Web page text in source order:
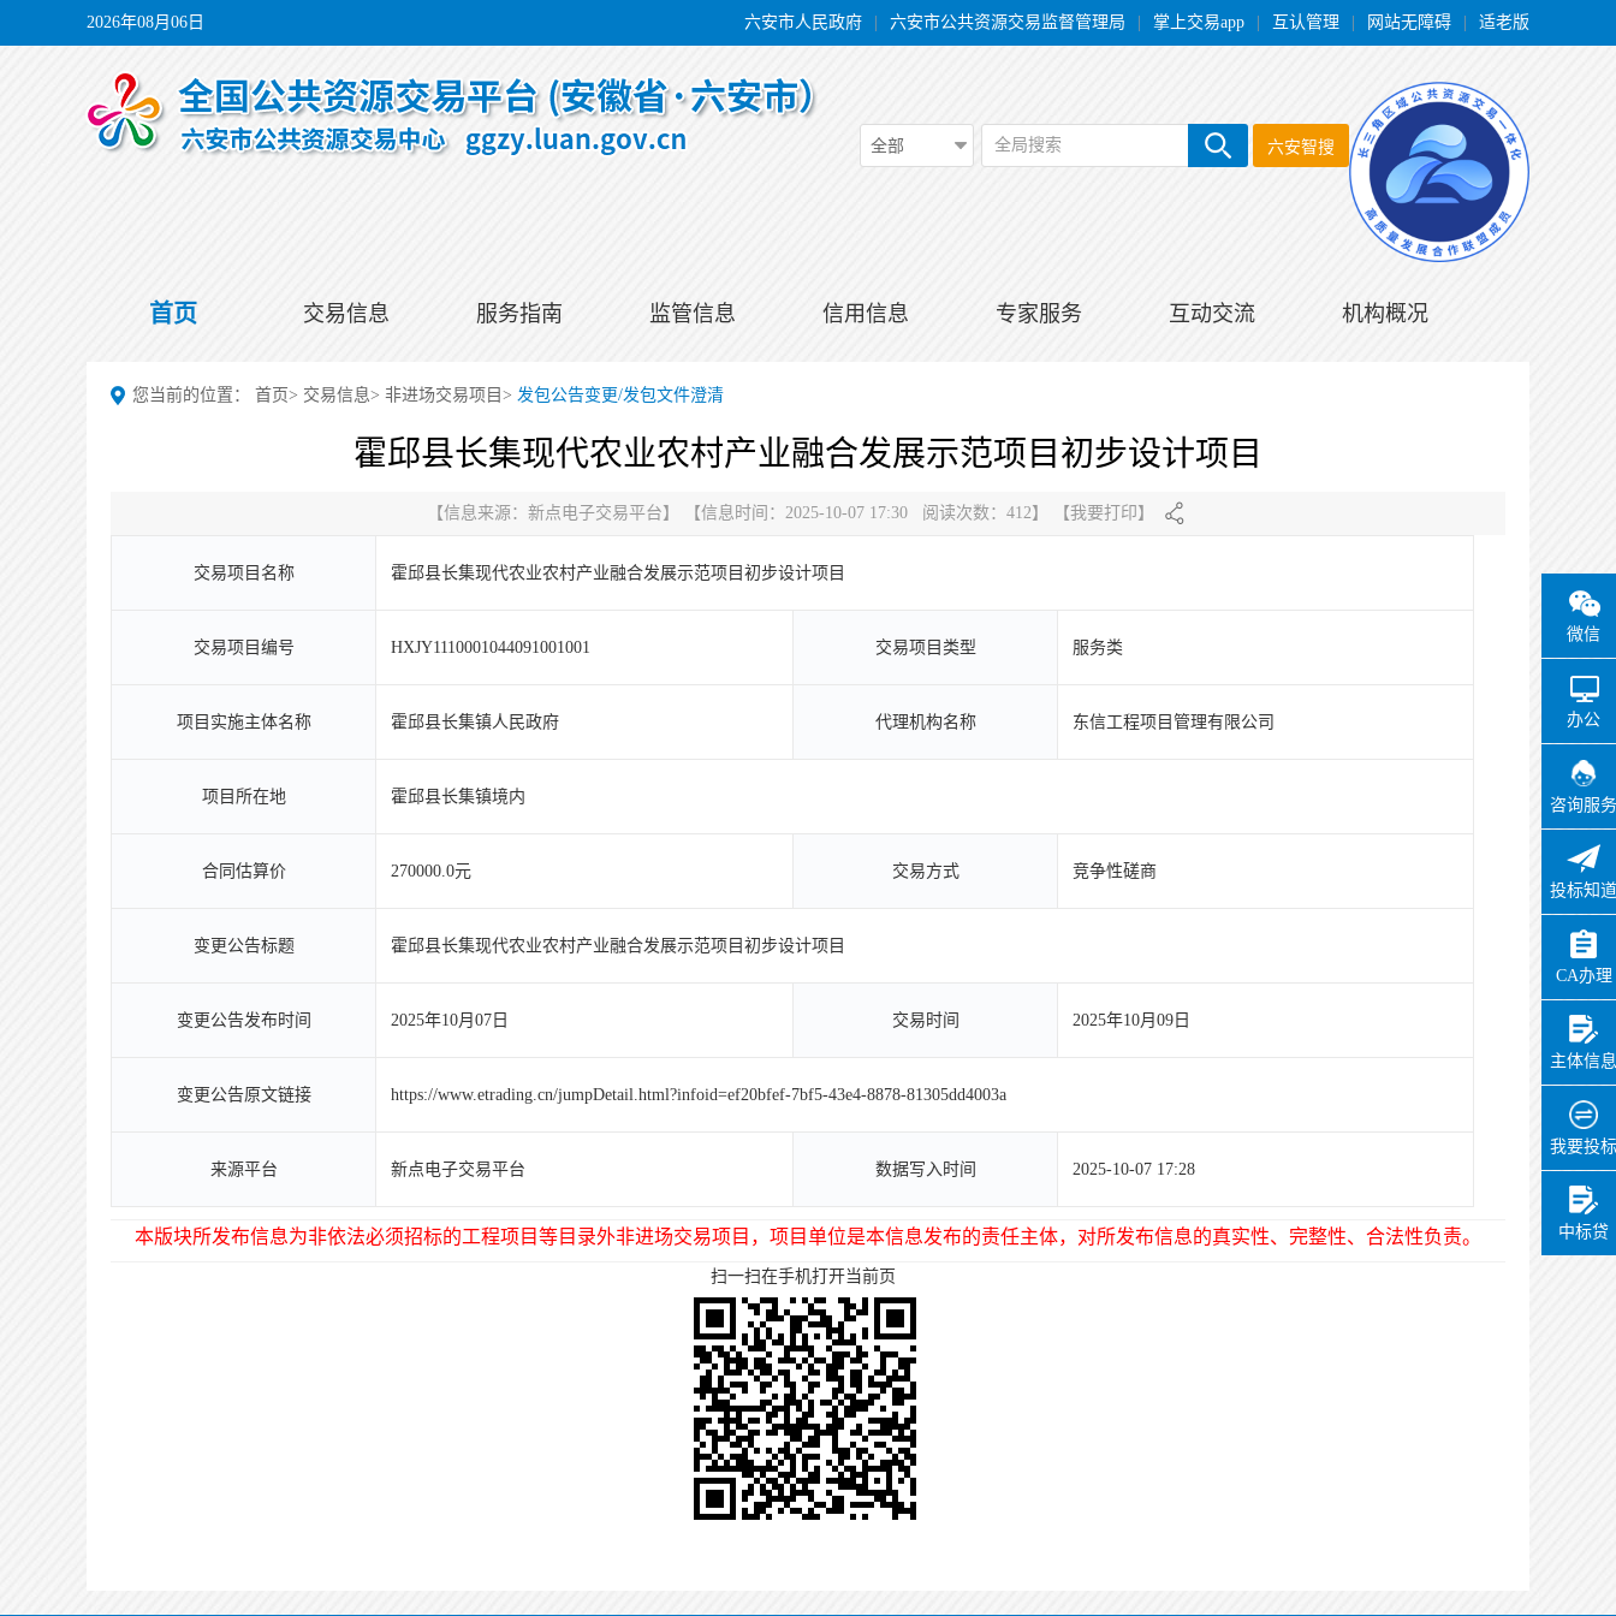
2026年08月06日 六安市人民政府 六安市公共资源交易监督管理局 掌上交易app 互认管理 网站无障碍 适老版
全部 全局搜索 六安智搜
首页 交易信息 服务指南 监管信息 信用信息 专家服务 互动交流 机构概况
微信
办公
咨询服务
投标知道
CA办理
主体信息
我要投标
中标贷
您当前的位置： 首页> 交易信息> 非进场交易项目 > 发包公告变更/发包文件澄清
霍邱县长集现代农业农村产业融合发展示范项目初步设计项目
【信息来源： 新点电子交易平台】 【信息时间：2025-10-07 17:30 阅读次数： 412】 【我要打印】
交易项目名称 霍邱县长集现代农业农村产业融合发展示范项目初步设计项目
交易项目编号 HXJY1110001044091001001 交易项目类型 服务类
项目实施主体名称 霍邱县长集镇人民政府 代理机构名称 东信工程项目管理有限公司
项目所在地 霍邱县长集镇境内
合同估算价 270000.0元 交易方式 竞争性磋商
变更公告标题 霍邱县长集现代农业农村产业融合发展示范项目初步设计项目
变更公告发布时间 2025年10月07日 交易时间 2025年10月09日
变更公告原文链接 https://www.etrading.cn/jumpDetail.html?infoid=ef20bfef-7bf5-43e4-8878-81305dd4003a
来源平台 新点电子交易平台 数据写入时间 2025-10-07 17:28
本版块所发布信息为非依法必须招标的工程项目等目录外非进场交易项目，项目单位是本信息发布的责任主体，对所发布信息的真实性、完整性、合法性负责。
扫一扫在手机打开当前页